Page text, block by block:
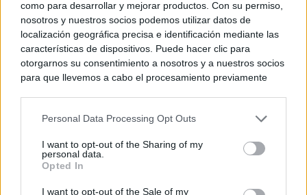
como para desarrollar y mejorar productos. Con su permiso,
nosotros y nuestros socios podemos utilizar datos de
localización geográfica precisa e identificación mediante las
características de dispositivos. Puede hacer clic para
otorgarnos su consentimiento a nosotros y a nuestros socios
para que llevemos a cabo el procesamiento previamente
negar su consentimiento. Tenga en cuenta que algún
de su consentimiento, pero usted tiene el derecho de
rechazar tal procesamiento. Sus preferencias se aplicarán
cualquier momento entrando de nuevo en este sitio web o
Personal Data Processing Opt Outs
I want to opt-out of the Sharing of my
personal data.
Opted In
I want to opt-out of the Sale of my